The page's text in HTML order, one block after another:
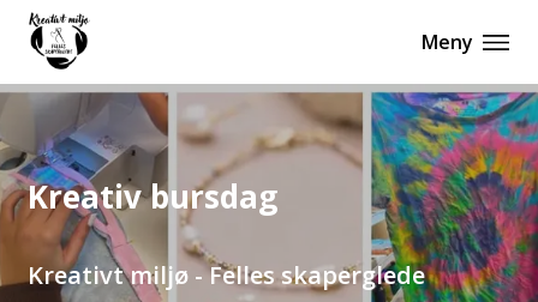
Meny
Kreativ bursdag
Kreativt miljø - Felles skaperglede